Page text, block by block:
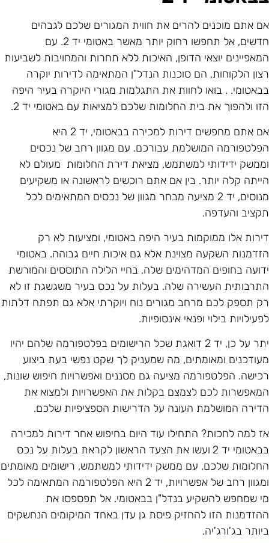
אתם מוכנים להרים את חווית המגורים שלכם לגבהים
חדשים, אל תחפשו רחוק יותר מאשר באטומי יד 2. עם
יוצאי הדופן, האיכות ללא תחרות והמחויבות לשביעות
הלקוחות, הם סוכנות הנדל"ן המתאימה לדירות יוקרה
. בואו לחוות את התגלמות מגורי היוקרה בעיר היפה
ולהפוך את בית החלומות שלכם למציאות עם באטומי יד 2.
אם אתם מחפשים דירות למכירה בבאטומי, יד 2 היא
המושלמת עבורכם. עם מגוון רחב של נכסים
ידידותי למשתמש, מציאת דירת החלומות מעולם לא
קלה יותר. בין אם אתם רוכשים לראשונה או משקיעים
מנוסים, יד 2 מציעה מבחר מגוון של נכסים המתאימים לכל
והעדפה.
אלו ממוקמות בעיר היפה באטומי, ומציעות לא רק
השקעה מצוינת אלא גם איכות חיים גבוהה. באטומי
בחופים המדהימים שלה, בחיי הלילה התוססים והמורשת
העשירה שלה. בעלות על נכס בעיר משגשגת זו לא
תספק לכם מרחב מגורים נוח ויוקרתי אלא גם תפתח דלתות
בילוי ופנאי אינסופיות.
יתר על כן, יד 2 דואגת שכל הרישומים בפלטפורמה שלהם יהיו
ומאומתים, מה שמעניק לך שקט נפשי בעת ביצוע
הפלטפורמה מציעה גם מסננים ואפשרויות חיפוש שונות,
לכם לצמצם בקלות את האפשרויות ולמצוא את
המושלמת העונה על הדרישות הספציפיות שלכם.
למה לחכות? התחילו עוד היום בחיפוש אחר דירות למכירה
יד 2
ועשו את הצעד הראשון לקראת בעלות על נכס
שלכם. עם ממשק ידידותי למשתמש, רישומים מאומתים
ומגוון רחב של אפשרויות, יד 2 היא הפלטפורמה המתאימה לכל
שמחפש להשקיע בנדל"ן בבאטומי. אל תפספסו את
הזו להחזיק פיסת גן עדן באחד המיקומים הנחשקים
בג'ורג'יה.